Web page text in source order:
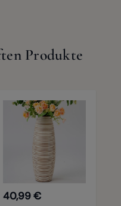
Produkte
40,99 €